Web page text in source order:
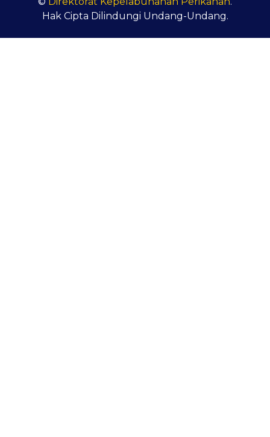
Hak Cipta Dilindungi Undang-Undang.